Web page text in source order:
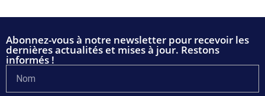
Abonnez-vous à notre newsletter pour recevoir les
dernières actualités et mises à jour. Restons
informés !